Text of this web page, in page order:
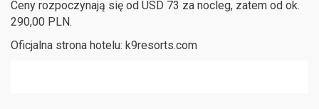
Ceny rozpoczynają się od USD 73 za nocleg, zatem od ok.
290,00 PLN.
Oficjalna strona hotelu: k9resorts.com